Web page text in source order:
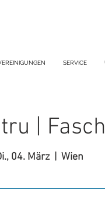
SERVICE
|
04. März
  |
Wien